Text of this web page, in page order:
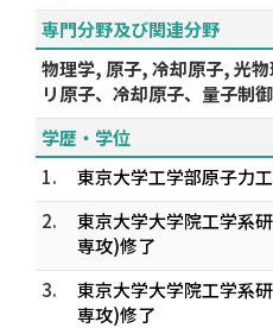
専門分野及び関連分野
物理学, 原子, 冷却原子, 光
リ原子、冷却原子、量子制
学歴・学位
1.
東京大学工学部原子力
2.
東京大学大学院工学系
専攻)修了
3.
東京大学大学院工学系
専攻)修了